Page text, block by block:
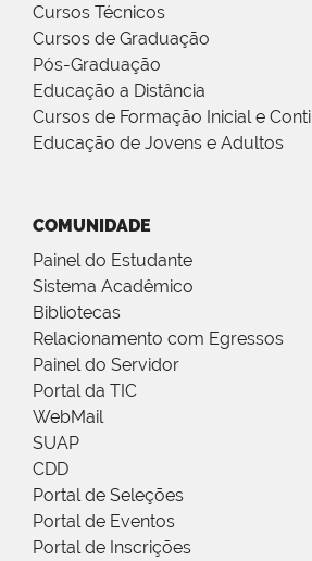
Cursos Técnicos
Cursos de Graduação
Pós-Graduação
Educação a Distância
Cursos de Formação Inicial e
Educação de Jovens e Adultos
COMUNIDADE
Painel do Estudante
Sistema Acadêmico
Bibliotecas
Relacionamento com Egressos
Painel do Servidor
Portal da TIC
WebMail
SUAP
CDD
Portal de Seleções
Portal de Eventos
Portal de Inscrições